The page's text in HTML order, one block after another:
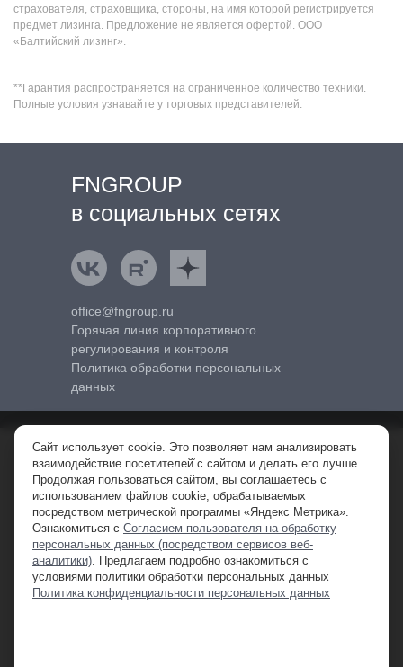
страхователя, страховщика, стороны, на имя которой регистрируется
предмет лизинга. Предложение не является офертой. ООО
«Балтийский лизинг».
**Гарантия распространяется на ограниченное количество техники.
Полные условия узнавайте у торговых представителей.
FNGROUP
в социальных сетях
ВКонтактеRutube Яндекс.Дзен
office@fngroup.ru
Горячая линия корпоративного
регулирования и контроля
Политика обработки персональных
данных
© 2010-2026 FNGROUP (FNG) – официальный дистрибьютор
спецтехники в РФ.
ООО «ФН Машины». ИНН 7710761161 КПП 509950001 ОГРН
**Обращаем ваше внимание на то, что данный интернет-сайт, а также
вся информация о товарах , ценах и специальных предложениях,
предоставленная на нём, носит исключительно информационный
характер и ни при каких условиях не является публичной офертой,
Сайт использует cookie. Это позволяет нам анализировать
взаимодействие посетителей̆ с сайтом и делать его лучше.
Продолжая пользоваться сайтом, вы соглашаетесь с
использованием файлов cookie, обрабатываемых
посредством метрической программы «Яндекс Метрика».
Ознакомиться с Согласием пользователя на обработку
персональных данных (посредством сервисов веб-
аналитики). Предлагаем подробно ознакомиться с
условиями политики обработки персональных данных
Политика конфиденциальности персональных данных